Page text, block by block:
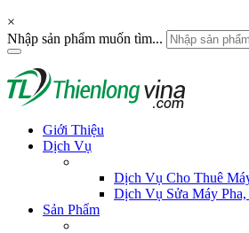
×
Nhập sản phẩm muốn tìm...
Giới Thiệu
Dịch Vụ
Dịch Vụ Cho Thuê
Dịch Vụ Sửa Máy
Sản Phẩm